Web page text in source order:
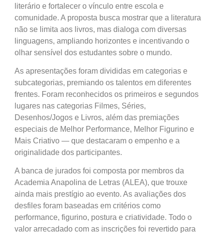
literário e fortalecer o vínculo entre escola e
comunidade. A proposta busca mostrar que a literatura
não se limita aos livros, mas dialoga com diversas
linguagens, ampliando horizontes e incentivando o
olhar sensível dos estudantes sobre o mundo.
As apresentações foram divididas em categorias e
subcategorias, premiando os talentos em diferentes
frentes. Foram reconhecidos os primeiros e segundos
lugares nas categorias Filmes, Séries,
Desenhos/Jogos e Livros, além das premiações
especiais de Melhor Performance, Melhor Figurino e
Mais Criativo — que destacaram o empenho e a
originalidade dos participantes.
A banca de jurados foi composta por membros da
Academia Anapolina de Letras (ALEA), que trouxe
ainda mais prestígio ao evento. As avaliações dos
desfiles foram baseadas em critérios como
performance, figurino, postura e criatividade. Todo o
valor arrecadado com as inscrições foi revertido para